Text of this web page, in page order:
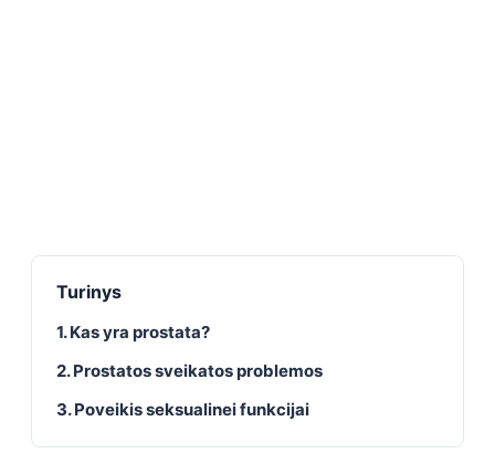
Turinys
1. Kas yra prostata?
2. Prostatos sveikatos problemos
3. Poveikis seksualinei funkcijai